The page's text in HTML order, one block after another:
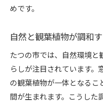
もしゆったりした部
ゆったり空間を
観葉植物で叶え
観葉植物の飾り
めです。
自然と観葉植物が調和
たつの市では、自然環境
らしが注目されています
の観葉植物が一体となるこ
間が生まれます。こうした